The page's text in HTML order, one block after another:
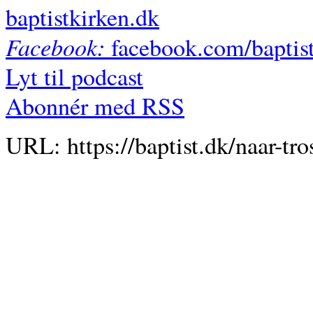
baptistkirken.dk
Facebook: facebook.com/
Lyt til podcast
Abonnér med RSS
URL: https://baptist.dk/naar-